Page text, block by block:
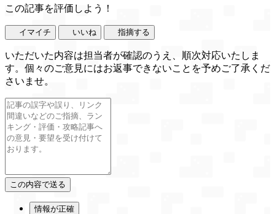
この記事を評価しよう！
イマイチ いいね 指摘する
いただいた内容は担当者が確認のうえ、順次対応いたしま
す。個々のご意見にはお返事できないことを予めご了承くだ
さいませ。
情報が正確